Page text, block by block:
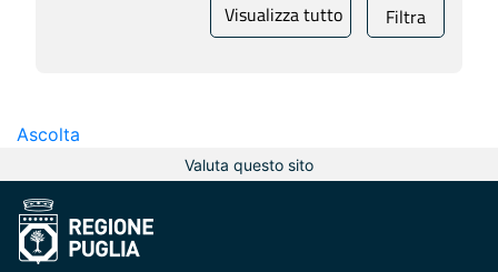
Visualizza tutto Filtra
Ascolta
Valuta questo sito